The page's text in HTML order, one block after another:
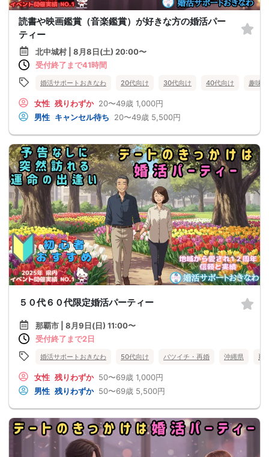
読書や映画鑑賞（音楽鑑賞）が好きな方の婚活パー
ティー
北中城村 | 8月8日(土) 20:00〜
受付終了まで41時間
婚活サポートおきなわ 20代向け 30代向け 40代向け 趣味
女性 残りわずか 20〜49歳 1,000円
男性 キャンセル待ち 20〜49歳 5,500円
５０代６０代限定婚活パーティー
那覇市 | 8月9日(日) 11:00〜
受付終了まで2日
婚活サポートおきなわ 50代向け バツイチ・再婚 沖縄県 那
女性 残りわずか 50〜69歳 1,000円
男性 残りわずか 50〜69歳 5,500円